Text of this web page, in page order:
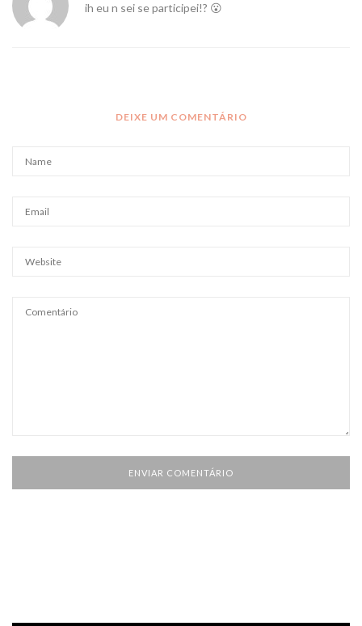
ih eu n sei se participei!? 😮
DEIXE UM COMENTÁRIO